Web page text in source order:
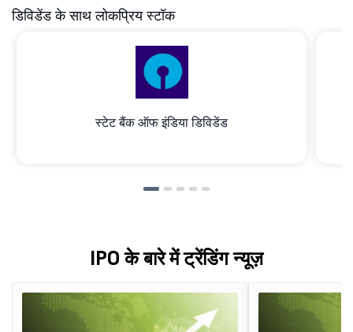
डिविडेंड के साथ लोकप्रिय स्टॉक
स्टेट बैंक ऑफ इंडिया डिविडेंड
IPO के बारे में ट्रेंडिंग न्यूज़